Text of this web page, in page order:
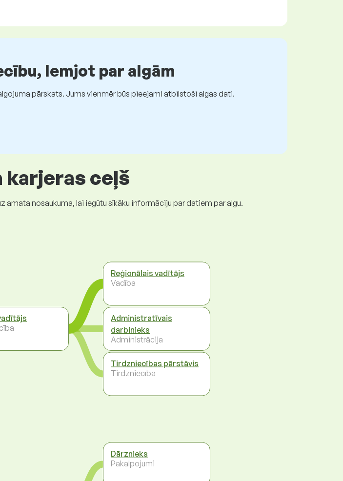
lemjot par algām
pārskats. Jums vienmēr būs pieejami atbilstoši algas dati.
ceļš
nosaukuma, lai iegūtu sīkāku informāciju par datiem par algu.
Reģionālais vadītājs
Vadība
Administratīvais
darbinieks
Administrācija
Tirdzniecības pārstāvis
Tirdzniecība
Dārznieks
Pakalpojumi